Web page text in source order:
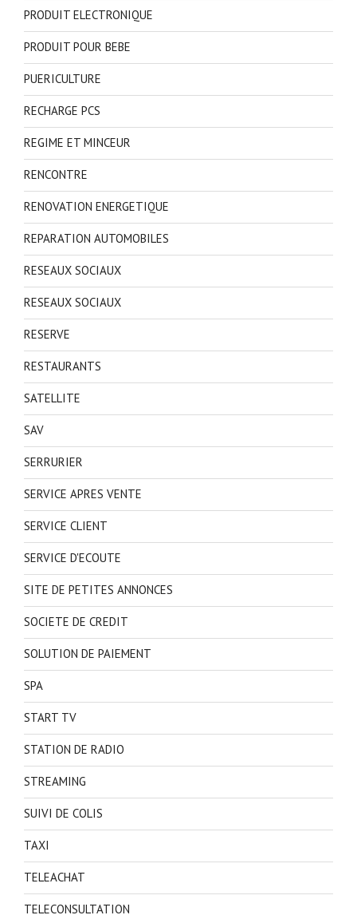
PRODUIT ELECTRONIQUE
PRODUIT POUR BEBE
PUERICULTURE
RECHARGE PCS
REGIME ET MINCEUR
RENCONTRE
RENOVATION ENERGETIQUE
REPARATION AUTOMOBILES
RESEAUX SOCIAUX
RESEAUX SOCIAUX
RESERVE
RESTAURANTS
SATELLITE
SAV
SERRURIER
SERVICE APRES VENTE
SERVICE CLIENT
SERVICE D'ECOUTE
SITE DE PETITES ANNONCES
SOCIETE DE CREDIT
SOLUTION DE PAIEMENT
SPA
START TV
STATION DE RADIO
STREAMING
SUIVI DE COLIS
TAXI
TELEACHAT
TELECONSULTATION